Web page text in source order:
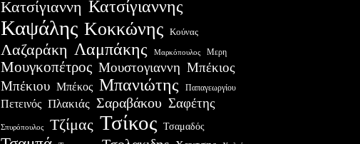
Κατσίγιαννη Κατσίγιαννης
Καψάλης Κοκκώνης Κούνας
Λαζαράκη Λαμπάκης Μαρκόπουλος Μερη
Μουγκοπέτρος Μουστογιαννη Μπέκιος
Μπέκιου Μπέκος Μπανιώτης Παπαγεωργίου
Πετεινός Πλακιάς Σαραβάκου Σαφέτης
Σπυρόπουλος Τζίμας Τσίκος Τσαμαδός